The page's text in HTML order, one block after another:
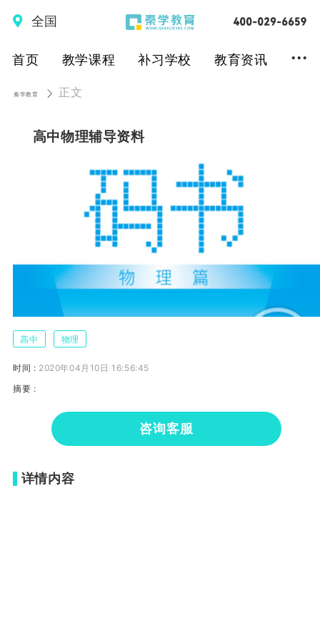
全国
首页 教学课程 补习学校 教育资讯 ...
秦学教育 正文
高中物理辅导资料
高中 物理
时间 : 2020年04月10日 16:56:45
摘要 :
咨询客服
详情内容